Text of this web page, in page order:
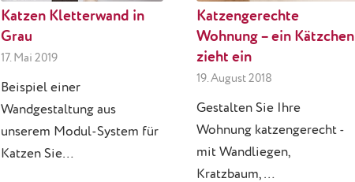
Katzen Kletterwand in
Grau
17. Mai 2019
Beispiel einer
Wandgestaltung aus
unserem Modul-System für
Katzen Sie…
Katzengerechte
Wohnung – ein Kätzchen
zieht ein
19. August 2018
Gestalten Sie Ihre
Wohnung katzengerecht -
mit Wandliegen,
Kratzbaum,…